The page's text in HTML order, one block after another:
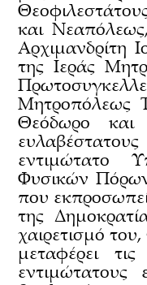
και
Αρχιμανδρίτη
της Ιεράς
Μητροπόλεως
Θεόδωρο και
εντιμώτατο
Φυσικών
που
της
χαιρετισμό
μεταφέρει